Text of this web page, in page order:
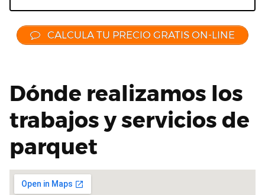
CALCULA TU PRECIO GRATIS ON-LINE
Dónde realizamos los
trabajos y servicios de
parquet